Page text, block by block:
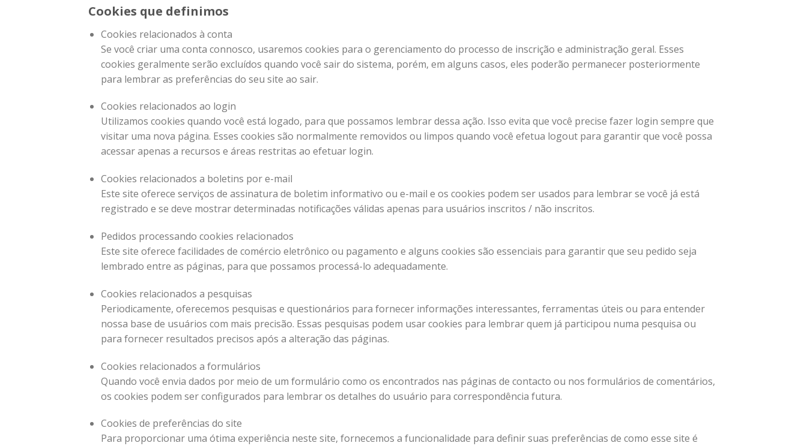
Cookies que definimos
Cookies relacionados à conta
Se você criar uma conta connosco, usaremos cookies para o gerenciamento do processo de inscrição e administração geral. Esses
cookies geralmente serão excluídos quando você sair do sistema, porém, em alguns casos, eles poderão permanecer posteriormente
para lembrar as preferências do seu site ao sair.
Cookies relacionados ao login
Utilizamos cookies quando você está logado, para que possamos lembrar dessa ação. Isso evita que você precise fazer login sempre que
visitar uma nova página. Esses cookies são normalmente removidos ou limpos quando você efetua logout para garantir que você possa
acessar apenas a recursos e áreas restritas ao efetuar login.
Cookies relacionados a boletins por e-mail
Este site oferece serviços de assinatura de boletim informativo ou e-mail e os cookies podem ser usados ​​para lembrar se você já está
registrado e se deve mostrar determinadas notificações válidas apenas para usuários inscritos / não inscritos.
Pedidos processando cookies relacionados
Este site oferece facilidades de comércio eletrônico ou pagamento e alguns cookies são essenciais para garantir que seu pedido seja
lembrado entre as páginas, para que possamos processá-lo adequadamente.
Cookies relacionados a pesquisas
Periodicamente, oferecemos pesquisas e questionários para fornecer informações interessantes, ferramentas úteis ou para entender
nossa base de usuários com mais precisão. Essas pesquisas podem usar cookies para lembrar quem já participou numa pesquisa ou
para fornecer resultados precisos após a alteração das páginas.
Cookies relacionados a formulários
Quando você envia dados por meio de um formulário como os encontrados nas páginas de contacto ou nos formulários de comentários,
os cookies podem ser configurados para lembrar os detalhes do usuário para correspondência futura.
Cookies de preferências do site
Para proporcionar uma ótima experiência neste site, fornecemos a funcionalidade para definir suas preferências de como esse site é